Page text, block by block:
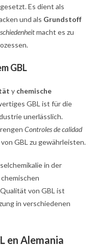
Es dient als
und als Grundstoff
macht es zu
GBL
y chemische
GBL ist für die
unerlässlich.
Controles de calidad
GBL zu gewährleisten.
in der
von GBL ist
in verschiedenen
en Alemania